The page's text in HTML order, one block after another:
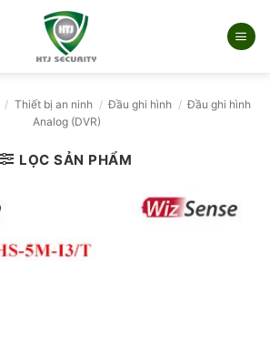
/ Thiết bị an ninh / Đầu ghi hình / Đầu ghi hình
Analog (DVR)
LỌC SẢN PHẨM